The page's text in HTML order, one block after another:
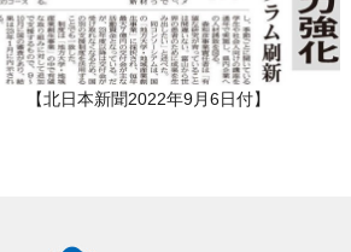
【北日本新聞2022年9月6日付】